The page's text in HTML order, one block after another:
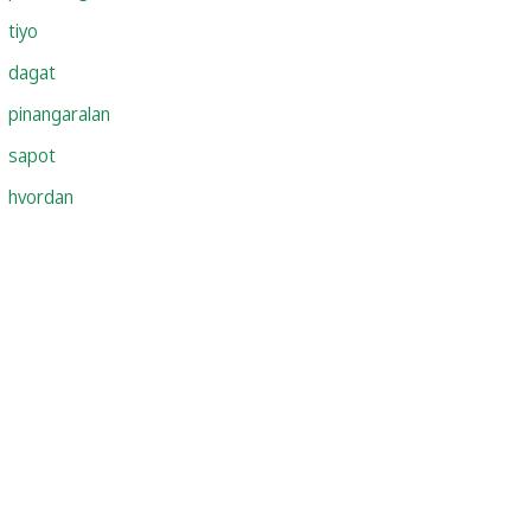
tiyo
dagat
pinangaralan
sapot
hvordan